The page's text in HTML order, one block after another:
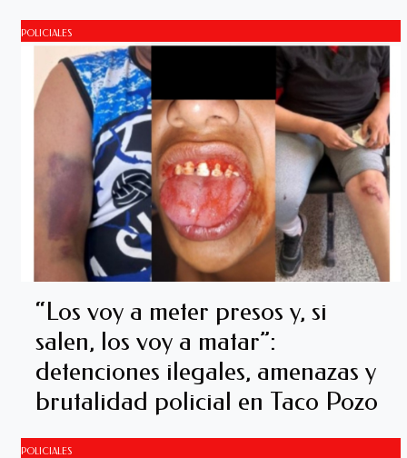
POLICIALES
“Los voy a meter presos y, si
salen, los voy a matar”:
detenciones ilegales, amenazas y
brutalidad policial en Taco Pozo
POLICIALES